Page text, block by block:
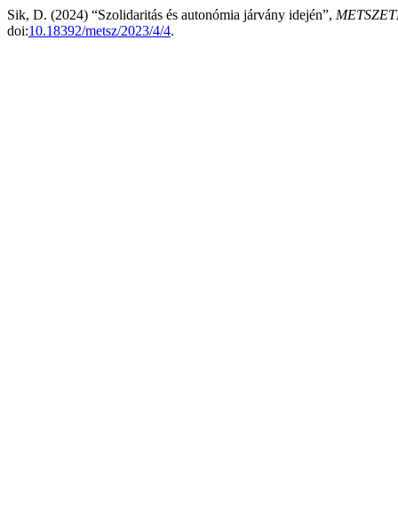
Sik, D. (2024) “Szolidaritás és autonómia járvány idején”,
doi:10.18392/metsz/2023/4/4.